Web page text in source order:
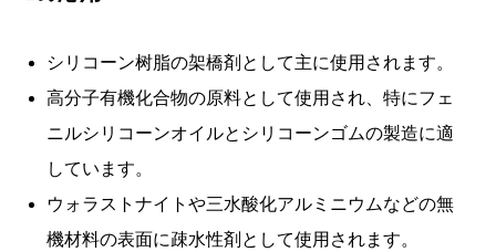
シリコーン树脂の架橋剤として主に使用されます。
高分子有機化合物の原料として使用され、特にフェ
ニルシリコーンオイルとシリコーンゴムの製造に適
しています。
ウォラストナイトや三水酸化アルミニウムなどの無
機材料の表面に疎水性剤として使用されます。